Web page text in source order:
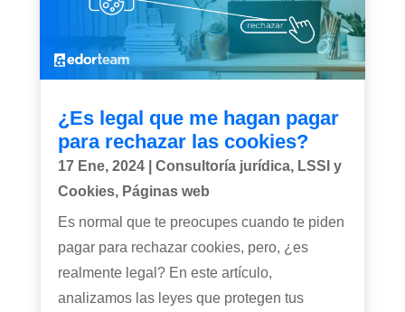
¿Es legal que me hagan pagar
para rechazar las cookies?
17 Ene, 2024| Consultoría jurídica, LSSI y
Cookies, Páginas web
Es normal que te preocupes cuando te piden
pagar para rechazar cookies, pero, ¿es
realmente legal? En este artículo,
analizamos las leyes que protegen tus